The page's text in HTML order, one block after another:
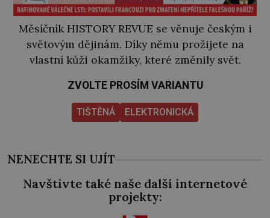
Měsíčník HISTORY REVUE se věnuje českým i
světovým dějinám. Díky němu prožijete na
vlastní kůži okamžiky, které změnily svět.
ZVOLTE PROSÍM VARIANTU
TIŠTĚNÁ ELEKTRONICKÁ
NENECHTE SI UJÍT
Navštivte také naše další internetové
projekty: